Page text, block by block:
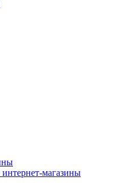
магазины